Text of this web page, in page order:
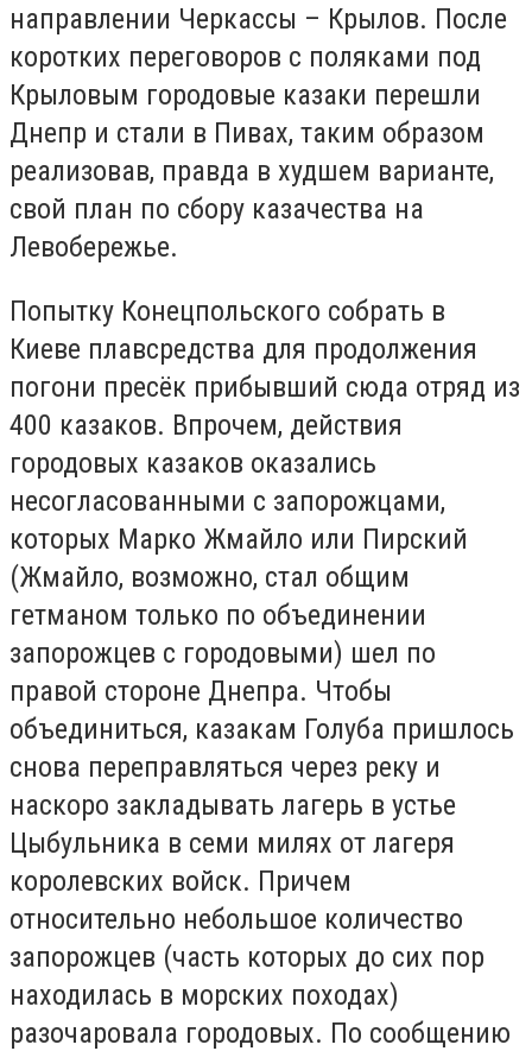
направлении Черкассы – Крылов. После
коротких переговоров с поляками под
Крыловым городовые казаки перешли
Днепр и стали в Пивах, таким образом
реализовав, правда в худшем варианте,
свой план по сбору казачества на
Левобережье.
Попытку Конецпольского собрать в
Киеве плавсредства для продолжения
погони пресёк прибывший сюда отряд из
400 казаков. Впрочем, действия
городовых казаков оказались
несогласованными с запорожцами,
которых Марко Жмайло или Пирский
(Жмайло, возможно, стал общим
гетманом только по объединении
запорожцев с городовыми) шел по
правой стороне Днепра. Чтобы
объединиться, казакам Голуба пришлось
снова переправляться через реку и
наскоро закладывать лагерь в устье
Цыбульника в семи милях от лагеря
королевских войск. Причем
относительно небольшое количество
запорожцев (часть которых до сих пор
находилась в морских походах)
разочаровала городовых. По сообщению